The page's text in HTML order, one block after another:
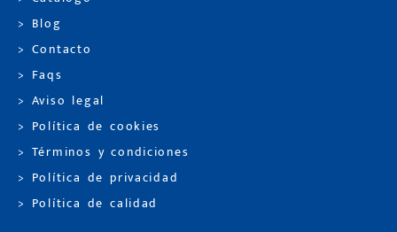
> Blog
> Contacto
> Faqs
> Aviso legal
> Política de cookies
> Términos y condiciones
> Política de privacidad
> Política de calidad